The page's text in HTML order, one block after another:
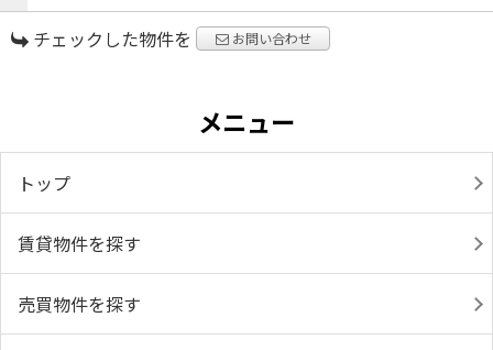
チェックした物件を お問い合わせ
メニュー
トップ
賃貸物件を探す
売買物件を探す